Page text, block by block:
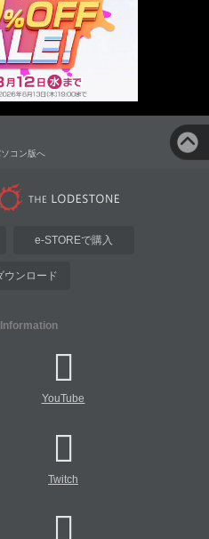
ソコン版へ
e-STOREで購入
ウンロード
YouTube
Twitch